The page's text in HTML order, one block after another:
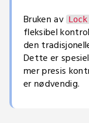
Bruken av Lock
fleksibel
den
Dette er
mer presis
er nødvendig.